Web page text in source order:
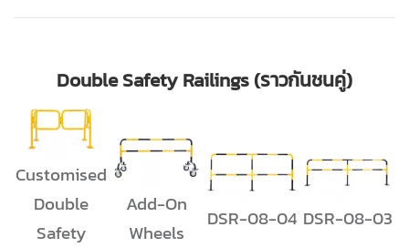
Double Safety Railings (ราวกันชนคู่)
Customised
Double
Safety
Add-On
Wheels
DSR-08-04 DSR-08-03